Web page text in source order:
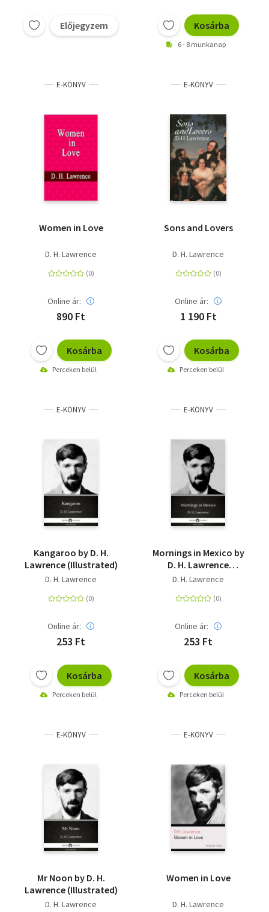
Előjegyzem Kosárba
6 - 8 munkanap
E-KÖNYV
Women in Love
D. H. Lawrence
Online ár:
890 Ft
Kosárba
Perceken belül
E-KÖNYV
Sons and Lovers
D. H. Lawrence
Online ár:
1 190 Ft
Kosárba
Perceken belül
E-KÖNYV
Kangaroo by D. H.
Lawrence (Illustrated)
D. H. Lawrence
Online ár:
253 Ft
Kosárba
Perceken belül
E-KÖNYV
Mornings in Mexico by
D. H. Lawrence
(Illustrated)
D. H. Lawrence
Online ár:
253 Ft
Kosárba
Perceken belül
E-KÖNYV
Mr Noon by D. H.
Lawrence (Illustrated)
D. H. Lawrence
E-KÖNYV
Women in Love
D. H. Lawrence